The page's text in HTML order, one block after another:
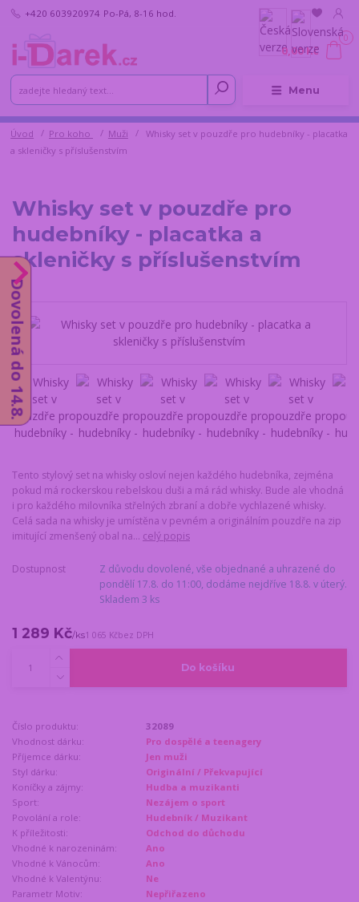
Menu
+420 603920974 Po-Pá, 8-16 hod.
0
0,00 Kč
Úvod Pro koho Muži
Whisky set v pouzdře pro hudebníky - placatka
a skleničky s příslušenstvím
Whisky set v pouzdře pro
hudebníky - placatka a
skleničky s příslušenstvím
Tento stylový set na whisky osloví nejen každého hudebníka, zejména
pokud má rockerskou rebelskou duši a má rád whisky. Bude ale vhodná
i pro každého milovníka střelných zbraní a dobře vychlazené whisky.
Celá sada na whisky je umístěna v pevném a originálním pouzdře na zip
imitující zmenšený obal na... celý popis
Dostupnost
Z důvodu dovolené, vše objednané a uhrazené do
pondělí 17.8. do 11:00, dodáme nejdříve 18.8. v úterý.
Skladem 3 ks
1 289 Kč/ks1 065 Kčbez DPH
Do košíku
Číslo produktu:
32089
Vhodnost dárku:
Pro dospělé a teenagery
Příjemce dárku:
Jen muži
Styl dárku:
Originální / Překvapující
Koníčky a zájmy:
Hudba a muzikanti
Sport:
Nezájem o sport
Povolání a role:
Hudebník / Muzikant
K příležitosti:
Odchod do důchodu
Vhodné k narozeninám:
Ano
Vhodné k Vánocům:
Ano
Vhodné k Valentýnu:
Ne
Parametr Motiv:
Nepřiřazeno
Dovolená do 14.8.